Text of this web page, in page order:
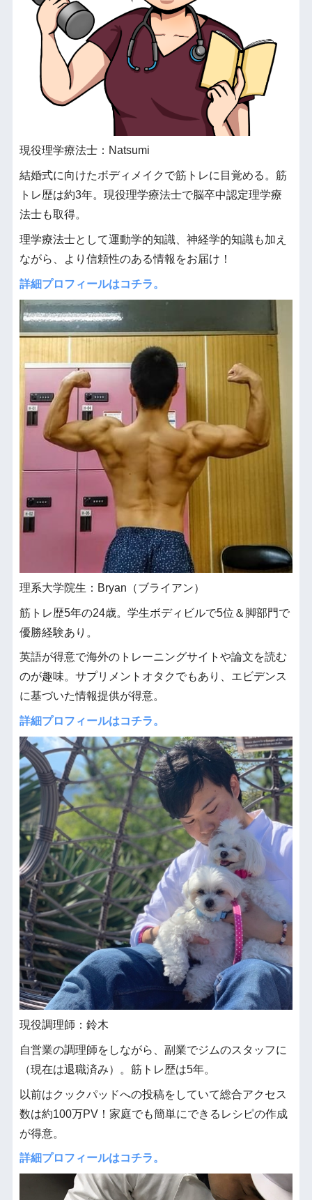
現役理学療法士：Natsumi
結婚式に向けたボディメイクで筋トレに目覚める。筋
トレ歴は約3年。現役理学療法士で脳卒中認定理学療
法士も取得。
理学療法士として運動学的知識、神経学的知識も加え
ながら、より信頼性のある情報をお届け！
詳細プロフィールはコチラ。
理系大学院生：Bryan（ブライアン）
筋トレ歴5年の24歳。学生ボディビルで5位＆脚部門で
優勝経験あり。
英語が得意で海外のトレーニングサイトや論文を読む
のが趣味。サプリメントオタクでもあり、エビデンス
に基づいた情報提供が得意。
詳細プロフィールはコチラ。
現役調理師：鈴木
自営業の調理師をしながら、副業でジムのスタッフに
（現在は退職済み）。筋トレ歴は5年。
以前はクックパッドへの投稿をしていて総合アクセス
数は約100万PV！家庭でも簡単にできるレシピの作成
が得意。
詳細プロフィールはコチラ。